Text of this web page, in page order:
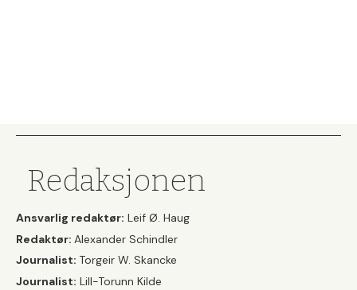
Redaksjonen
Ansvarlig redaktør: Leif Ø. Haug
Redaktør: Alexander Schindler
Journalist: Torgeir W. Skancke
Journalist: Lill-Torunn Kilde